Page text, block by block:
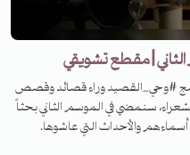
| مقطع تشويقي
#وحي_القصيد وراء قصائد وقصص
سنمضي في الموسم الثاني بحثاً
والأحداث التي عاشوها.